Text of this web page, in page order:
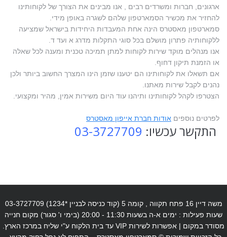
ארגונים, חברות ומשרדים רבים , אנו מבינים את הצורך של לקוחותינו
להחזיר את מכשיר הסמארטפון שלהם לשגרה באופן מידי.
סמארטפון מאסטרס הינה אחת המעבדות היחידות בישראל שמציעה
ללקוחותיה פתרון מושלם בכל סוגי התקלות מדרג א ועד ד.
אנו מנהלים מוקד שירות לקוחות למתן תמיכה טכנית ומענה לכל שאלה
או הזמנת תיקון דחוף.
אם תשאלו את לקוחותינו הם יטענו שזמן הינו המצרך החשוב ביותר ולכן
נהנים לקבל שירות מאתנו.
הצטרפו לקהל לקוחותינו ותיהנו עוד היום משירות אמין, מהיר ומקצועי.
לפרטים נוספים אודות חברת אייפון מאסטרס
התקשר עכשיו: 03-3727709
משה דיין 16 פתח תקווה , קומה 5 (קוד כניסה לבניין *1234) 03-3727709
שעות פעילות : ימים א-ה בשעות 11:30 - 20:00 (בימי ו' סגור) מקום חנייה
מסודר במקום | אפשרות לשירות VIP עד בית הלקוח ע"י שליח במרכז הארץ.